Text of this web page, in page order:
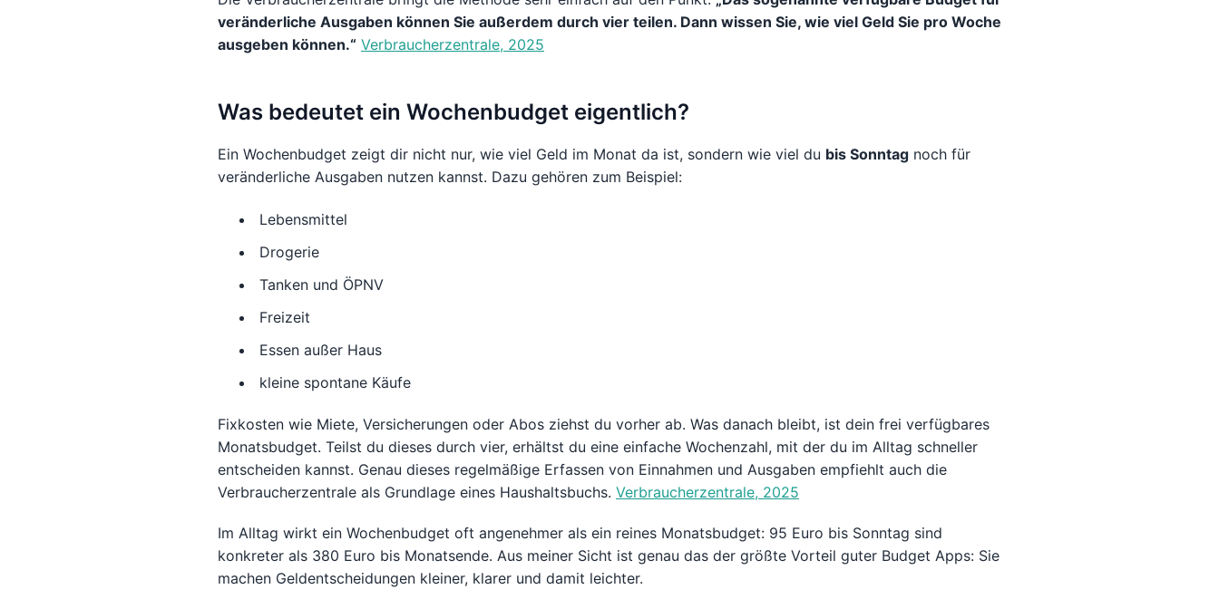
veränderliche Ausgaben können Sie außerdem durch vier teilen. Dann wissen Sie, wie viel Geld Sie pro Woche
ausgeben können.“ Verbraucherzentrale, 2025
Was bedeutet ein Wochenbudget eigentlich?
Ein Wochenbudget zeigt dir nicht nur, wie viel Geld im Monat da ist, sondern wie viel du bis Sonntag noch für
veränderliche Ausgaben nutzen kannst. Dazu gehören zum Beispiel:
Lebensmittel
Drogerie
Tanken und ÖPNV
Freizeit
Essen außer Haus
kleine spontane Käufe
Fixkosten wie Miete, Versicherungen oder Abos ziehst du vorher ab. Was danach bleibt, ist dein frei verfügbares
Monatsbudget. Teilst du dieses durch vier, erhältst du eine einfache Wochenzahl, mit der du im Alltag schneller
entscheiden kannst. Genau dieses regelmäßige Erfassen von Einnahmen und Ausgaben empfiehlt auch die
Verbraucherzentrale als Grundlage eines Haushaltsbuchs. Verbraucherzentrale, 2025
Im Alltag wirkt ein Wochenbudget oft angenehmer als ein reines Monatsbudget: 95 Euro bis Sonntag sind
konkreter als 380 Euro bis Monatsende. Aus meiner Sicht ist genau das der größte Vorteil guter Budget Apps: Sie
machen Geldentscheidungen kleiner, klarer und damit leichter.